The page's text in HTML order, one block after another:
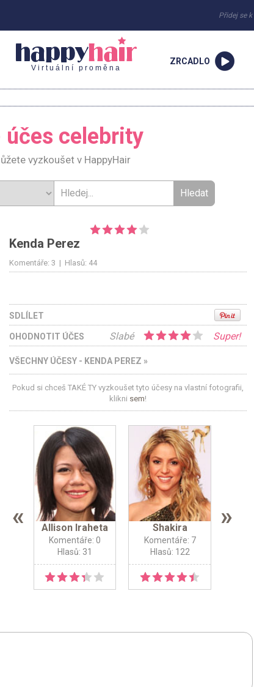
Přidej se k
Virtuální proměna
ZRCADLO
účes celebrity
vyzkoušet v HappyHair
Kenda Perez
Komentáře: 3 | Hlasů: 44
SDLÍLET
OHODNOTIT ÚČES Super!
Slabé
VŠECHNY ÚČESY - KENDA PEREZ »
Pokud si chceš TAKÉ TY vyzkoušet tyto účesy na vlastní fotografii,
klikni sem!
« Allison Iraheta
Komentáře: 0
Hlasů: 31
Shakira
Komentáře: 7
Hlasů: 122
»